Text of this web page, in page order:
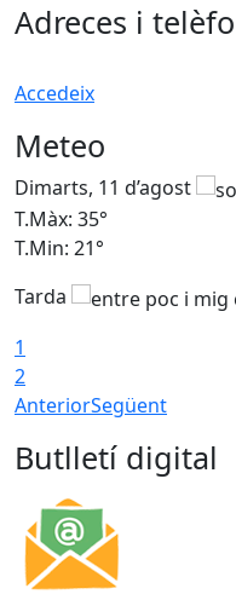
Adreces i
Accedeix
Meteo
Dimarts, 11 d’agost
T.Màx: 35°
T.Min: 21°
Tarda
1
2
AnteriorSegüent
Butlletí digital